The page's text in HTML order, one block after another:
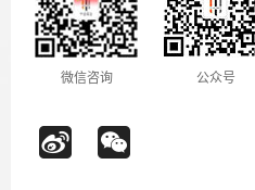
微信咨询 公众号